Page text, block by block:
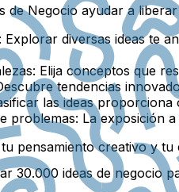
de Negocio ayudar a
Explorar diversas ideas te
Elija conceptos que
tendencias
las ideas proporciona
problemas: La exposición
pensamiento creativo y
30.000 ideas de negocio